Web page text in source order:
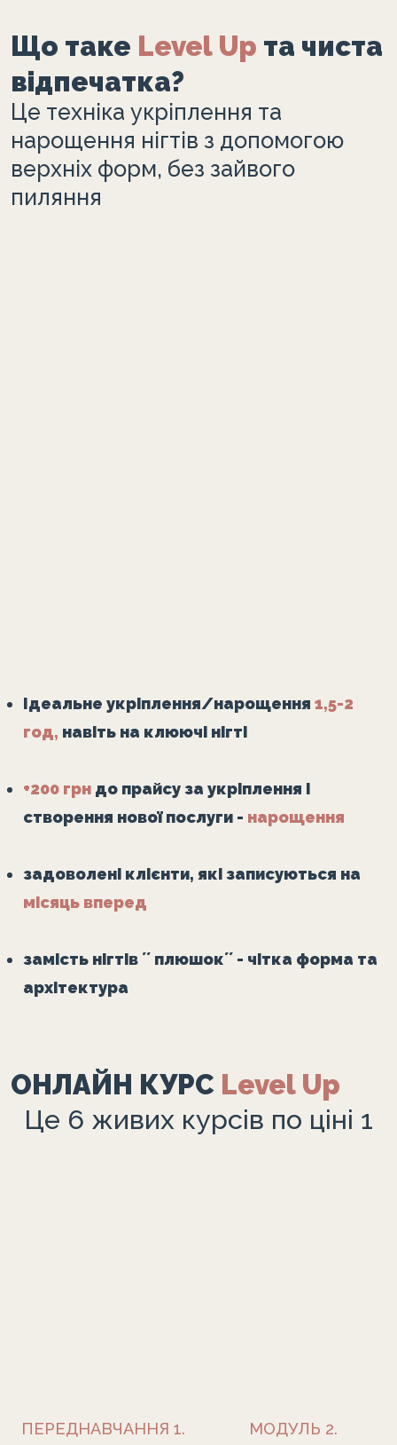
Що таке Level Up та чиста
відпечатка?
Це техніка укріплення та
нарощення нігтів з допомогою
верхніх форм, без зайвого
пиляння
Ідеальне укріплення/нарощення 1,5-2
год, навіть на клюючі нігті
+200 грн до прайсу за укріплення і
створення нової послуги - нарощення
задоволені клієнти, які записуються на
місяць вперед
замість нігтів ʼʼ плюшокʼʼ - чітка форма та
архітектура
ОНЛАЙН КУРС Level Up
Це 6 живих курсів по ціні 1
ПЕРЕДНАВЧАННЯ 1.
МОДУЛЬ 2.